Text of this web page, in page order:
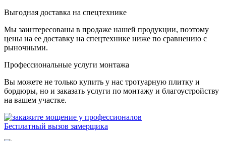
Выгодная доставка на спецтехнике
Мы заинтересованы в продаже нашей продукции, поэтому
цены на ее доставку на спецтехнике ниже по сравнению с
рыночными.
Профессиональные услуги монтажа
Вы можете не только купить у нас тротуарную плитку и
бордюры, но и заказать услуги по монтажу и благоустройству
на вашем участке.
Бесплатный вызов замерщика